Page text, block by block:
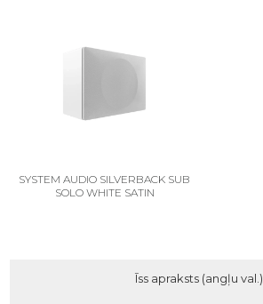
SYSTEM AUDIO SILVERBACK SUB
SOLO WHITE SATIN
Īss apraksts (angļu val.)